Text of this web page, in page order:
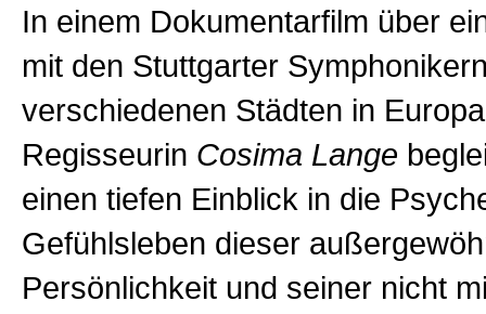
In einem Dokumentarfilm über
mit den Stuttgarter
verschiedenen Städten in
Regisseurin Cosima Lange
einen tiefen Einblick in die
Gefühlsleben dieser
Persönlichkeit und seiner nicht